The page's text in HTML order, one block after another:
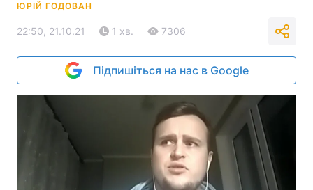
ЮРІЙ ГОДОВАН
22:50, 21.10.21 1 хв. 7306
Підпишіться на нас в Google